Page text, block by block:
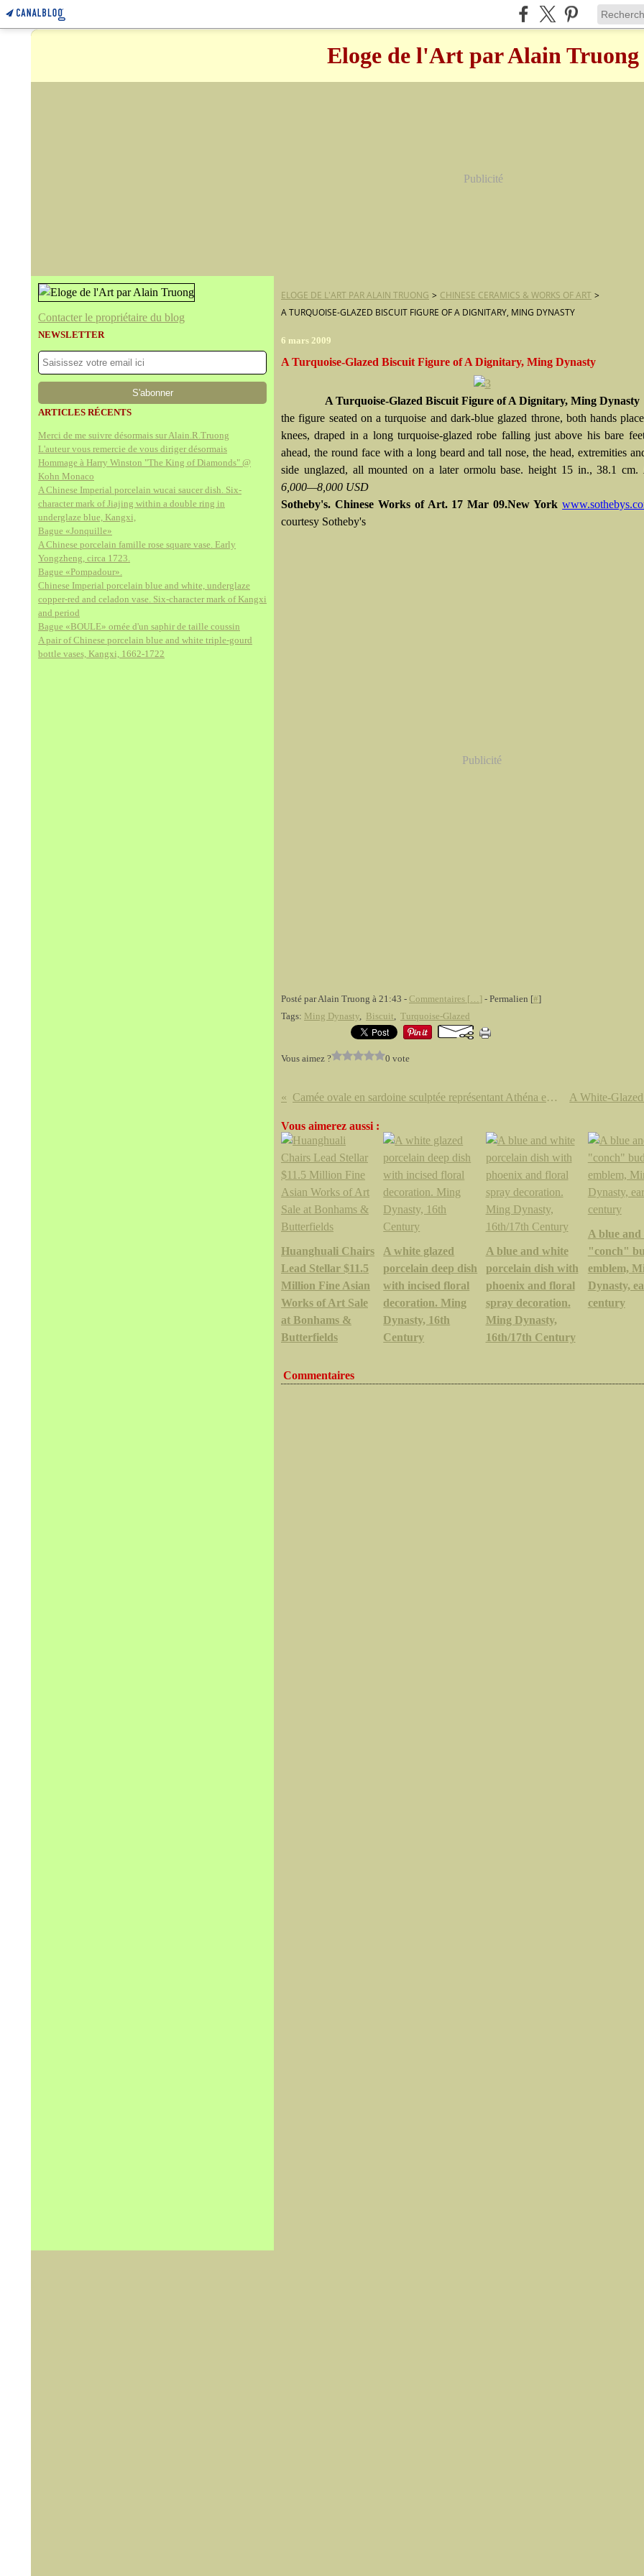
Eloge de l'Art par Alain Truong
Publicité
Contacter le propriétaire du blog
NEWSLETTER
ARTICLES RÉCENTS
Merci de me suivre désormais sur Alain.R.Truong
L'auteur vous remercie de vous diriger désormais
Hommage à Harry Winston "The King of Diamonds" @
Kohn Monaco
A Chinese Imperial porcelain wucai saucer dish. Six-
character mark of Jiajing within a double ring in
underglaze blue, Kangxi,
Bague «Jonquille»
A Chinese porcelain famille rose square vase. Early
Yongzheng, circa 1723.
Bague «Pompadour».
Chinese Imperial porcelain blue and white, underglaze
copper-red and celadon vase. Six-character mark of Kangxi
and period
Bague «BOULE» ornée d'un saphir de taille coussin
A pair of Chinese porcelain blue and white triple-gourd
bottle vases, Kangxi, 1662-1722
ELOGE DE L'ART PAR ALAIN TRUONG > CHINESE CERAMICS & WORKS OF ART >
A TURQUOISE-GLAZED BISCUIT FIGURE OF A DIGNITARY, MING DYNASTY
6 mars 2009
A Turquoise-Glazed Biscuit Figure of A Dignitary, Ming Dynasty
A Turquoise-Glazed Biscuit Figure of A Dignitary, Ming Dynasty
the figure seated on a turquoise and dark-blue glazed throne, both hands
knees, draped in a long turquoise-glazed robe falling just above his bare
ahead, the round face with a long beard and tall nose, the head, extremities
side unglazed, all mounted on a later ormolu base. height 15 in., 38.1 cm.
6,000—8,000 USD
Sotheby's. Chinese Works of Art. 17 Mar 09.New York
courtesy Sotheby's
Publicité
Posté par Alain Truong à 21:43 - Commentaires [… ] - Permalien [#]
Tags: Ming Dynasty, Biscuit, Turquoise-Glazed
Vous aimez ? 0 vote
Camée ovale en sardoine sculptée représentant Athéna et Hadès, XVIIIème ou début XIXème siècle
Vous aimerez aussi :
Huanghuali Chairs
Lead Stellar $11.5
Million Fine Asian
Works of Art Sale
at Bonhams &
Butterfields
A white glazed
porcelain deep dish
with incised floral
decoration. Ming
Dynasty, 16th
Century
A blue and white
porcelain dish with
phoenix and floral
spray decoration.
Ming Dynasty,
16th/17th Century
A blue and
"conch"
emblem,
Dynasty,
century
Commentaires